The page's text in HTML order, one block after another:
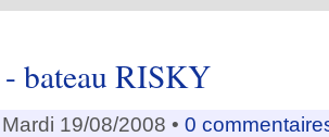
bateau RISKY
Mardi 19/08/2008 • 0